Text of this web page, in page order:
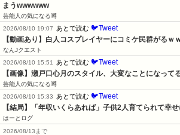
まうwwwwww
芸能人の気になる噂
2026/08/10 19:07
あとで読む 🐦Tweet
【動画あり】白人コスプレイヤーにコミケ民群がるｗ
なんJクエスト
2026/08/10 15:51
あとで読む 🐦Tweet
【画像】瀬戸口心月のスタイル、大変なことになって
芸能人の気になる噂
2026/08/10 15:33
あとで読む 🐦Tweet
【結局】「年収いくらあれば」子供2人育てられて幸
はーとログ
2026/08/13まで